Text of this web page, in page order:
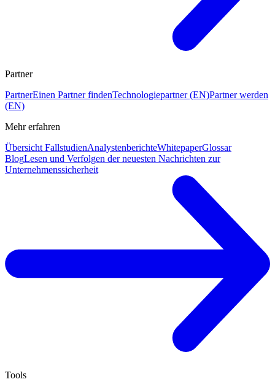
Partner
PartnerEinen Partner findenTechnologiepartner (EN)Partner werden
(EN)
Mehr erfahren
Übersicht FallstudienAnalystenberichteWhitepaperGlossar
BlogLesen und Verfolgen der neuesten Nachrichten zur
Unternehmenssicherheit
Tools